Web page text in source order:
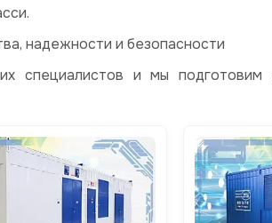
надежности и безопасности
специалистов и мы подготовим